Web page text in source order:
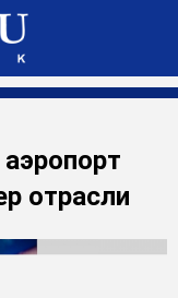
отрасли